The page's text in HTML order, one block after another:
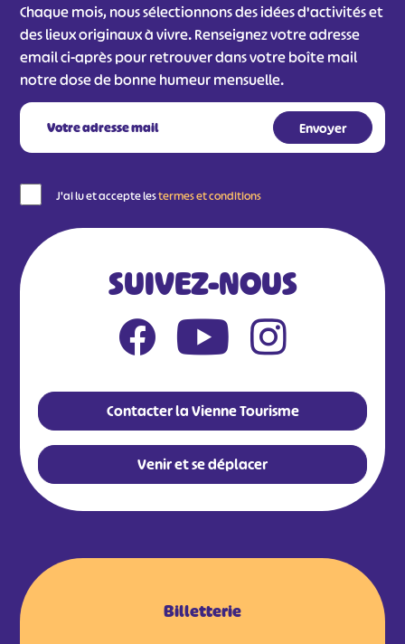
Chaque mois, nous sélectionnons des idées d'activités et
des lieux originaux à vivre. Renseignez votre adresse
email ci-après pour retrouver dans votre boîte mail
notre dose de bonne humeur mensuelle.
J'ai lu et accepte lestermes et conditions
SUIVEZ-NOUS
Contacter la Vienne Tourisme
Venir et se déplacer
Billetterie
#